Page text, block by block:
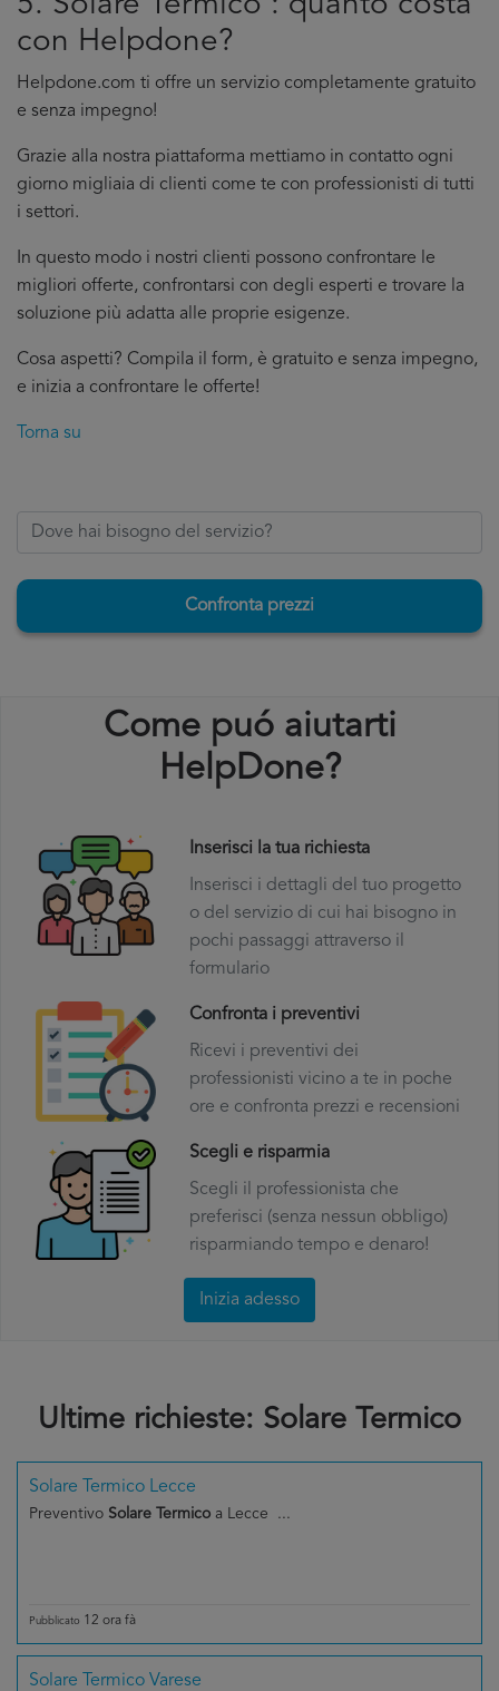
con Helpdone?
Helpdone.com ti offre un servizio completamente gratuito
e senza impegno!
Grazie alla nostra piattaforma mettiamo in contatto ogni
giorno migliaia di clienti come te con professionisti di tutti
i settori.
In questo modo i nostri clienti possono confrontare le
migliori offerte, confrontarsi con degli esperti e trovare la
soluzione più adatta alle proprie esigenze.
Cosa aspetti? Compila il form, è gratuito e senza impegno,
e inizia a confrontare le offerte!
Torna su
Confronta prezzi
Come puó aiutarti
HelpDone?
Inserisci la tua richiesta
Inserisci i dettagli del tuo progetto
o del servizio di cui hai bisogno in
pochi passaggi attraverso il
formulario
Confronta i preventivi
Ricevi i preventivi dei
professionisti vicino a te in poche
ore e confronta prezzi e recensioni
Scegli e risparmia
Scegli il professionista che
preferisci (senza nessun obbligo)
risparmiando tempo e denaro!
Inizia adesso
Ultime richieste: Solare Termico
Solare Termico Lecce
Preventivo Solare Termico a Lecce ...
Pubblicato 12 ora fà
Solare Termico Varese